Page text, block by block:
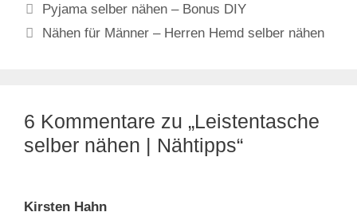
Pyjama selber nähen – Bonus DIY
Nähen für Männer – Herren Hemd selber nähen
6 Kommentare zu „Leistentasche
selber nähen | Nähtipps“
Kirsten Hahn